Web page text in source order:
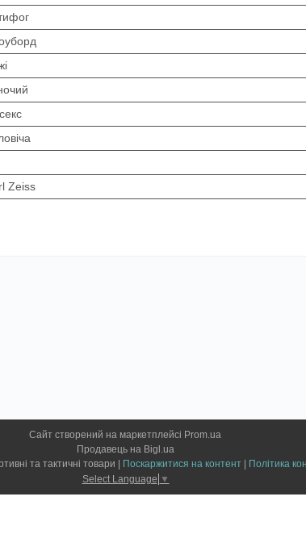
Zeiss
Сайт створений на маркетплейсі Prom.ua
Продавець на Bigl.ua
Поскаржитися на контент
Політика
Select Language ▼